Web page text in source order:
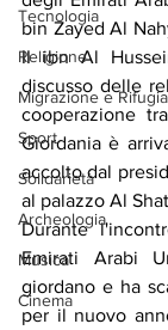
Tecnologia
Religione
Migrazione e
Sport
Solidarietà
Archeologia
Musica
Cinema
bin Zayed Al
II ibn Al
discusso delle
cooperazione
Giordania è
accolto dal
al palazzo Al
Durante
Emirati Arabi
giordano e ha
per il nuovo